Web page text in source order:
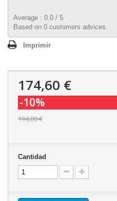
Average : 0.0 / 5
Based on 0 customers advices.
Imprimir
174,60 €
-10%
194,00 €
Cantidad